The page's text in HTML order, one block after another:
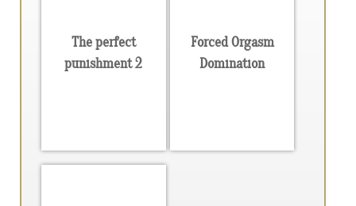
The perfect
punishment 2
Forced Orgasm
Domination